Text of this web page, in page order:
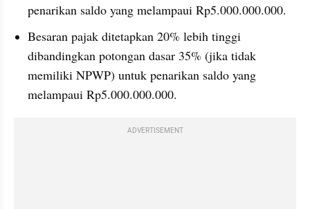
penarikan saldo yang melampaui Rp5.000.000.000.
Besaran pajak ditetapkan 20% lebih tinggi
dibandingkan potongan dasar 35% (jika tidak
memiliki NPWP) untuk penarikan saldo yang
melampaui Rp5.000.000.000.
ADVERTISEMENT